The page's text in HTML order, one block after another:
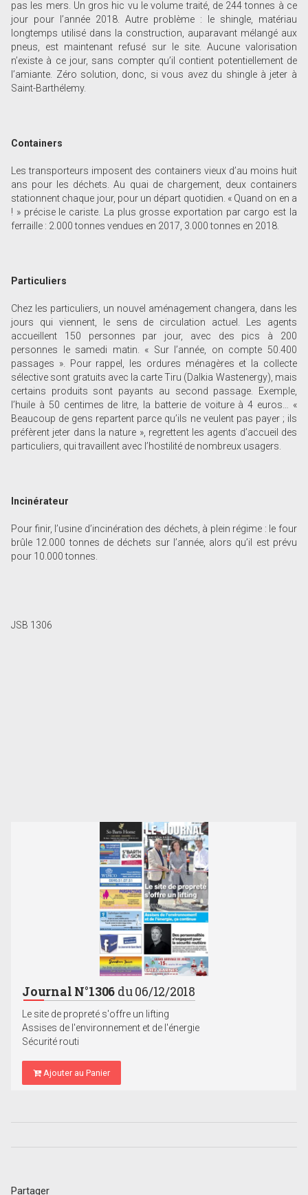
pas les mers. Un gros hic vu le volume traité, de 244 tonnes à ce
jour pour l’année 2018. Autre problème : le shingle, matériau
longtemps utilisé dans la construction, auparavant mélangé aux
pneus, est maintenant refusé sur le site. Aucune valorisation
n’existe à ce jour, sans compter qu’il contient potentiellement de
l’amiante. Zéro solution, donc, si vous avez du shingle à jeter à
Saint-Barthélemy.
Containers
Les transporteurs imposent des containers vieux d’au moins huit
ans pour les déchets. Au quai de chargement, deux containers
stationnent chaque jour, pour un départ quotidien. « Quand on en a
! » précise le cariste. La plus grosse exportation par cargo est la
ferraille : 2.000 tonnes vendues en 2017, 3.000 tonnes en 2018.
Particuliers
Chez les particuliers, un nouvel aménagement changera, dans les
jours qui viennent, le sens de circulation actuel. Les agents
accueillent 150 personnes par jour, avec des pics à 200
personnes le samedi matin. « Sur l’année, on compte 50.400
passages ». Pour rappel, les ordures ménagères et la collecte
sélective sont gratuits avec la carte Tiru (Dalkia Wastenergy), mais
certains produits sont payants au second passage. Exemple,
l’huile à 50 centimes de litre, la batterie de voiture à 4 euros… «
Beaucoup de gens repartent parce qu’ils ne veulent pas payer ; ils
préfèrent jeter dans la nature », regrettent les agents d’accueil des
particuliers, qui travaillent avec l’hostilité de nombreux usagers.
Incinérateur
Pour finir, l’usine d’incinération des déchets, à plein régime : le four
brûle 12.000 tonnes de déchets sur l’année, alors qu’il est prévu
pour 10.000 tonnes.
JSB 1306
Journal N°1306 du 06/12/2018
Le site de propreté s'offre un lifting
Assises de l'environnement et de l'énergie
Sécurité routi
Ajouter au Panier
Partager